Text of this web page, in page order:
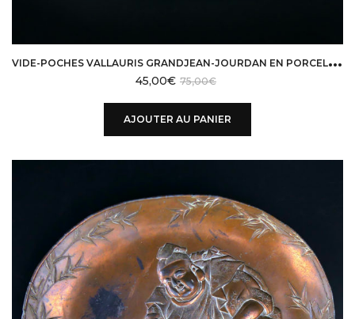
V
IDE-POCHES VALLAURIS GRANDJEAN-JOURDAN EN PORCELAINE FAUX BOIS DÉSIGN 50
75,00€
45,00€
AJOUTER AU PANIER